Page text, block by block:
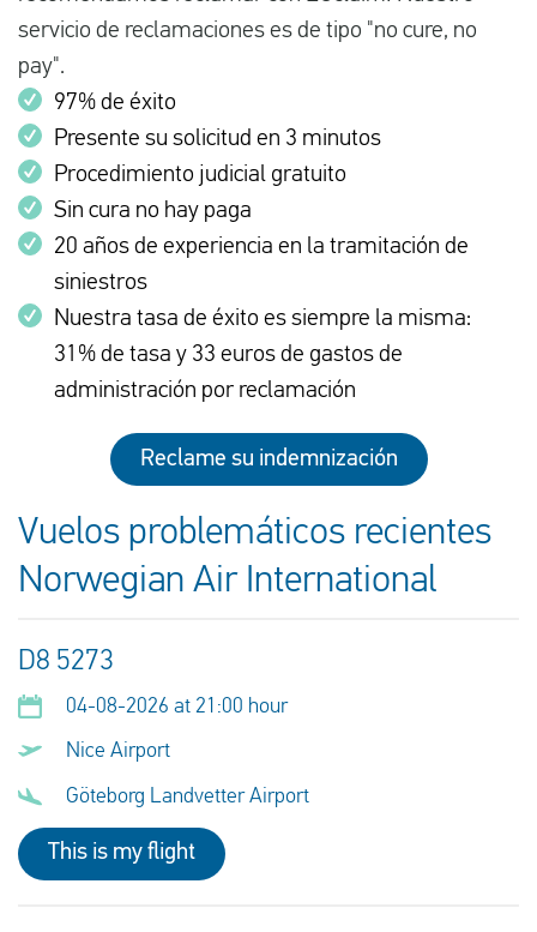
servicio de reclamaciones es de tipo "no cure, no
pay".
97% de éxito
Presente su solicitud en 3 minutos
Procedimiento judicial gratuito
Sin cura no hay paga
20 años de experiencia en la tramitación de
siniestros
Nuestra tasa de éxito es siempre la misma:
31% de tasa y 33 euros de gastos de
administración por reclamación
Reclame su indemnización
Vuelos problemáticos recientes
Norwegian Air International
D8 5273
04-08-2026 at 21:00 hour
Nice Airport
Göteborg Landvetter Airport
This is my flight